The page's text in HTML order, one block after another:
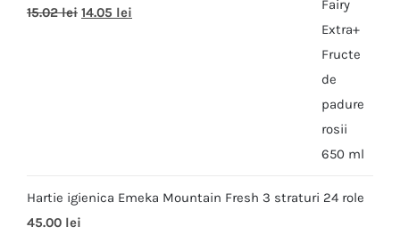
Evaluat la
5.00din 5
15.02lei 14.05 lei
Hartie igienica Emeka Mountain Fresh 3 straturi 24 role
45.00 lei